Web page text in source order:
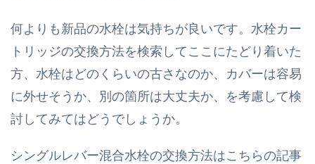
何よりも新品の水栓は気持ちが良いです。水栓カー
トリッジの交換方法を検索してここにたどり着いた
方、水栓はどのくらいの古さなのか、カバーは容易
に外せそうか、別の箇所は大丈夫か、を考慮して検
討してみてはどうでしょうか。
シングルレバー混合水栓の交換方法はこちらの記事